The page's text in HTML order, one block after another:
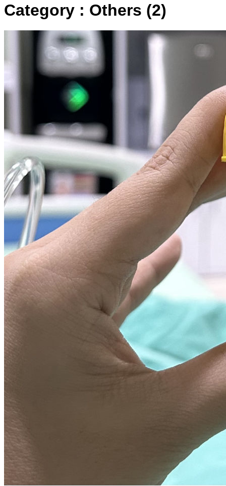
Category : Others (2)